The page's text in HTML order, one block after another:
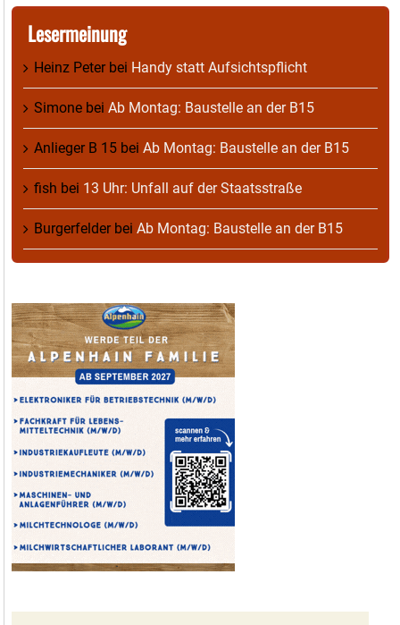
Lesermeinung
Heinz Peterbei Handy statt Aufsichtspflicht
Simone bei Ab Montag: Baustelle an der B15
Anlieger B 15 bei Ab Montag: Baustelle an der B15
fish bei 13 Uhr: Unfall auf der Staatsstraße
Burgerfelderbei Ab Montag: Baustelle an der B15